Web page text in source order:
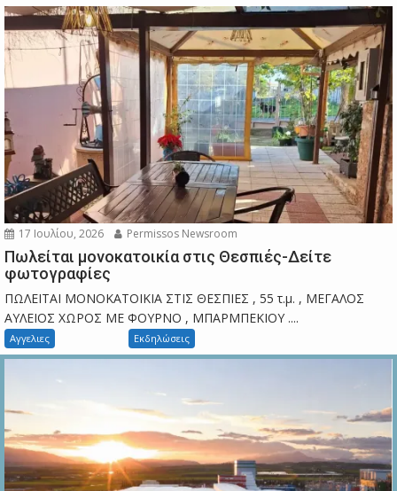
17 Ιουλίου, 2026 Permissos Newsroom
Πωλείται μονοκατοικία στις Θεσπιές-Δείτε
φωτογραφίες
ΠΩΛΕΙΤΑΙ ΜΟΝΟΚΑΤΟΙΚΙΑ ΣΤΙΣ ΘΕΣΠΙΕΣ , 55 τ.μ. , ΜΕΓΑΛΟΣ
ΑΥΛΕΙΟΣ ΧΩΡΟΣ ΜΕ ΦΟΥΡΝΟ , ΜΠΑΡΜΠΕΚΙΟΥ ....
Αγγελιες Εκδηλώσεις